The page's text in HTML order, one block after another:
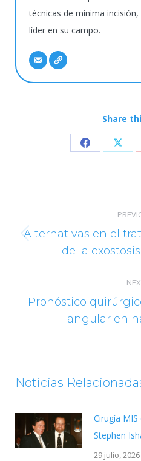
técnicas de mínima
líder en su campo.
Share
Share
Facebook
X
Alternativas en el
de la
Pronóstico
angular en
Noticias
Cirugía
Stephen
29 julio, 2026